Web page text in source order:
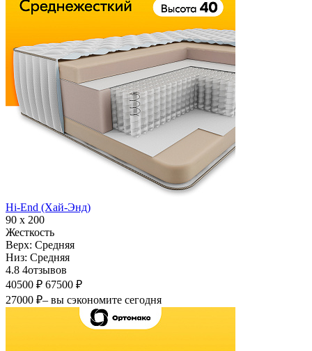
Hi-End (Хай-Энд)
90 х 200
Жесткость
Верх: Средняя
Низ: Средняя
4.8 4отзывов
40500 ₽ 67500 ₽
27000 ₽– вы сэкономите сегодня